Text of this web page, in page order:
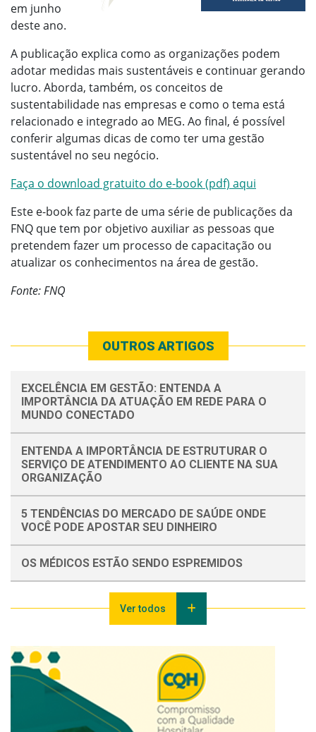
em junho
deste ano.
A publicação explica como as organizações podem
adotar medidas mais sustentáveis e continuar gerando
lucro. Aborda, também, os conceitos de
sustentabilidade nas empresas e como o tema está
relacionado e integrado ao MEG. Ao final, é possível
conferir algumas dicas de como ter uma gestão
sustentável no seu negócio.
Faça o download gratuito do e-book (pdf) aqui
Este e-book faz parte de uma série de publicações da
FNQ que tem por objetivo auxiliar as pessoas que
pretendem fazer um processo de capacitação ou
atualizar os conhecimentos na área de gestão.
Fonte: FNQ
OUTROS ARTIGOS
EXCELÊNCIA EM GESTÃO: ENTENDA A
IMPORTÂNCIA DA ATUAÇÃO EM REDE PARA O
MUNDO CONECTADO
ENTENDA A IMPORTÂNCIA DE ESTRUTURAR O
SERVIÇO DE ATENDIMENTO AO CLIENTE NA SUA
ORGANIZAÇÃO
5 TENDÊNCIAS DO MERCADO DE SAÚDE ONDE
VOCÊ PODE APOSTAR SEU DINHEIRO
OS MÉDICOS ESTÃO SENDO ESPREMIDOS
Ver todos